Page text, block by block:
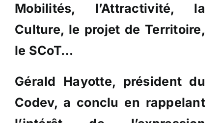
Mobilités, l’Attractivité, la
Culture, le projet de Territoire,
le SCoT…
Gérald Hayotte, président du
Codev, a conclu en rappelant